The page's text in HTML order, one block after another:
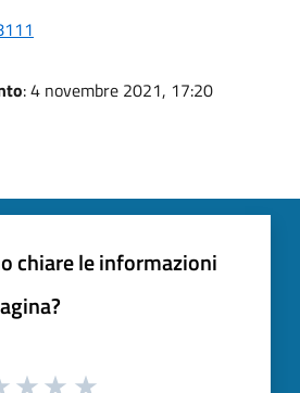
: 4 novembre 2021, 17:20
chiare le informazioni